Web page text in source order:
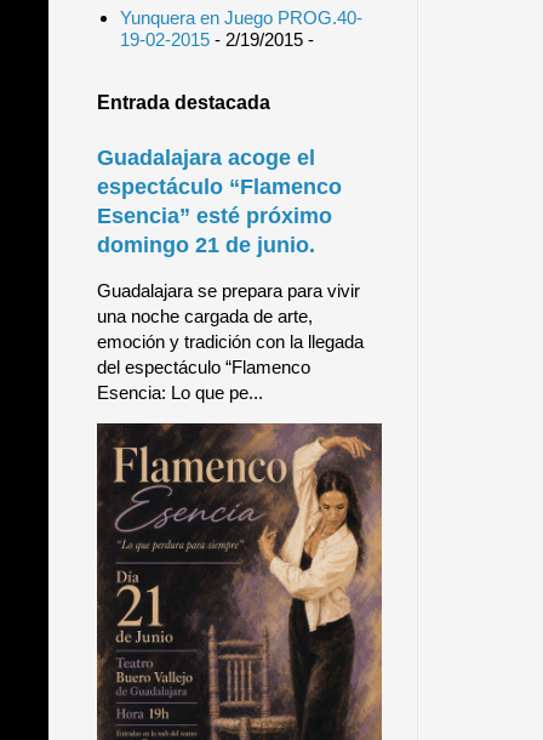
Yunquera en Juego PROG.40-
19-02-2015- 2/19/2015-
Entrada destacada
Guadalajara acoge el
espectáculo “Flamenco
Esencia” esté próximo
domingo 21 de junio.
Guadalajara se prepara para vivir
una noche cargada de arte,
emoción y tradición con la llegada
del espectáculo “Flamenco
Esencia: Lo que pe...